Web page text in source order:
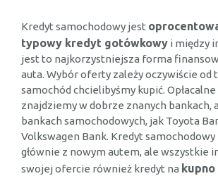
Kredyt samochodowy jest
typowy kredyt gotówkowy i między
jest to najkorzystniejsza forma
auta. Wybór oferty zależy oczywiście od
samochód chcielibyśmy kupić.
znajdziemy w dobrze znanych bankach,
bankach samochodowych, jak Toyota
Volkswagen Bank. Kredyt samochodowy
głównie z nowym autem, ale wszystkie
swojej ofercie również kredyt na kupno